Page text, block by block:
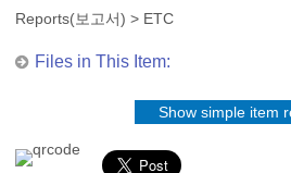
Reports(보고서) > ETC
Files in This Item:
Show simple item